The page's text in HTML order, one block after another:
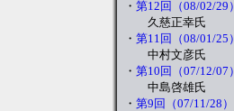
・ 第12回（08/02/29）
久慈正幸氏
・ 第11回（08/01/25）
中村文彦氏
・ 第10回（07/12/07）
中島啓雄氏
・ 第9回（07/11/28）